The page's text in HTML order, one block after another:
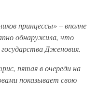
принцессы» – вполне
обнаружила, что
Дженовия.
пятая в очереди на
показывает свою